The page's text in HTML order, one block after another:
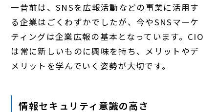
一昔前は、SNSを広報活動などの事業に活用す
る企業はごくわずかでしたが、今やSNSマーケ
ティングは企業広報の基本となっています。CIO
は常に新しいものに興味を持ち、メリットやデ
メリットを学んでいく姿勢が大切です。
情報セキュリティ意識の高さ